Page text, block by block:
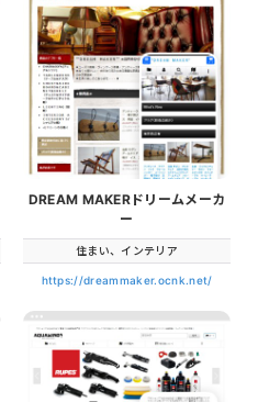
DREAM MAKERドリームメーカ
ー
住まい、インテリア
https://dreammaker.ocnk.net/